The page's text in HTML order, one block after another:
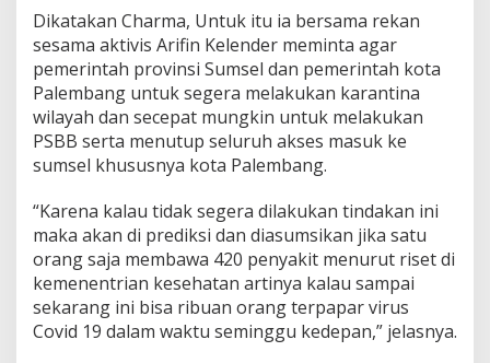
B
B
D
a
n
S
e
g
e
a
K
a
r
a
n
t
Dikatakan Charma, Untuk itu ia bersama rekan
sesama aktivis Arifin Kelender meminta agar
pemerintah provinsi Sumsel dan pemerintah kota
Palembang untuk segera melakukan karantina
wilayah dan secepat mungkin untuk melakukan
PSBB serta menutup seluruh akses masuk ke
sumsel khususnya kota Palembang.
“Karena kalau tidak segera dilakukan tindakan ini
maka akan di prediksi dan diasumsikan jika satu
orang saja membawa 420 penyakit menurut riset di
kemenentrian kesehatan artinya kalau sampai
sekarang ini bisa ribuan orang terpapar virus
Covid 19 dalam waktu seminggu kedepan,” jelasnya.